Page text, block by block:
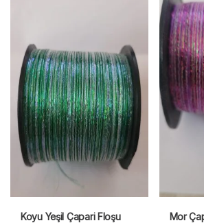
Koyu Yeşil Çapari Floşu Mor